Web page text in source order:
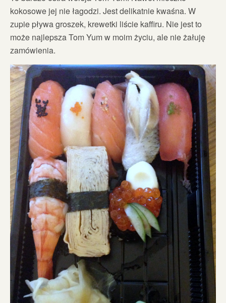
kokosowe jej nie łagodzi. Jest delikatnie kwaśna. W
zupie pływa groszek, krewetki liście kaffiru. Nie jest to
może najlepsza Tom Yum w moim życiu, ale nie żałuję
zamówienia.